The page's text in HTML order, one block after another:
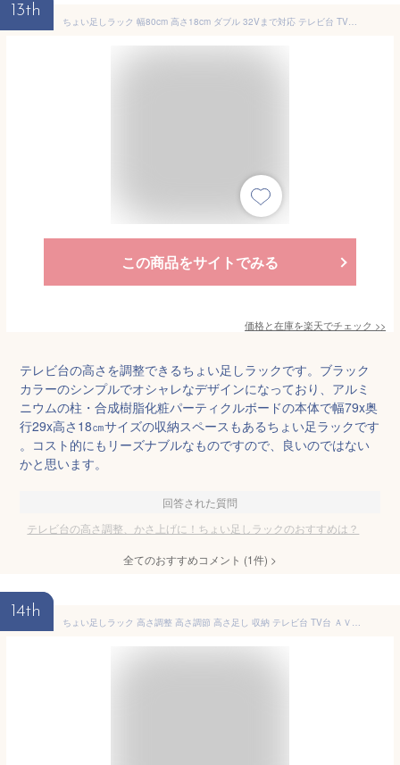
13th
ちょい足しラック 幅80cm 高さ18cm ダブル 32Vまで対応 テレビ台 TV台 テレビボード パソコン台 高さ調節 調整 高さ足し 収納 ラック 棚 テレビ TV パソコン PC ブラック 黒 完成品 朝日木材加工 AS-80CTW
この商品をサイトでみる
価格と在庫を楽天でチェック >>
テレビ台の高さを調整できるちょい足しラックです。ブラック
カラーのシンプルでオシャレなデザインになっており、アルミ
ニウムの柱・合成樹脂化粧パーティクルボードの本体で幅79x奥
行29x高さ18㎝サイズの収納スペースもあるちょい足ラックです
。コスト的にもリーズナブルなものですので、良いのではない
かと思います。
回答された質問
テレビ台の高さ調整、かさ上げに！ちょい足しラックのおすすめは？
全てのおすすめコメント (1件) >
14th
ちょい足しラック 高さ調整 高さ調節 高さ足し 収納 テレビ台 TV台 ＡＶラック シンプル ブラック 幅60cm 高さ10.5cm 多目的ラック 対応